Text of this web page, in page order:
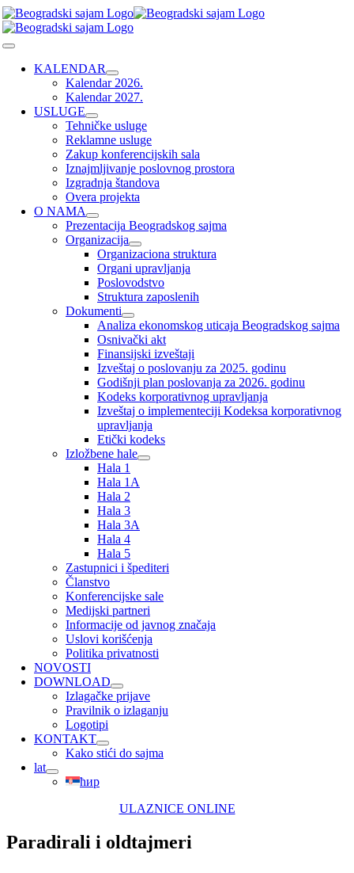
Skip
to
content
Toggle
NavigationKALENDAR
Kalendar 2026.
Kalendar 2027.
USLUGE
Tehničke usluge
Reklamne usluge
Zakup konferencijskih sala
Iznajmljivanje poslovnog prostora
Izgradnja štandova
Overa projekta
O NAMA
Prezentacija Beogradskog sajma
Organizacija
Organizaciona struktura
Organi upravljanja
Poslovodstvo
Struktura zaposlenih
Dokumenti
Analiza ekonomskog uticaja Beogradskog sajma
Osnivački akt
Finansijski izveštaji
Izveštaj o poslovanju za 2025. godinu
Godišnji plan poslovanja za 2026. godinu
Kodeks korporativnog upravljanja
Izveštaj o implementeciji Kodeksa korporativnog
upravljanja
Etički kodeks
Izložbene hale
Hala 1
Hala 1A
Hala 2
Hala 3
Hala 3A
Hala 4
Hala 5
Zastupnici i špediteri
Članstvo
Konferencijske sale
Medijski partneri
Informacije od javnog značaja
Uslovi korišćenja
Politika privatnosti
NOVOSTI
DOWNLOAD
Izlagačke prijave
Pravilnik o izlaganju
Logotipi
KONTAKT
Kako stići do sajma
lat
ћир
ULAZNICE ONLINE
Paradirali i oldtajmeri